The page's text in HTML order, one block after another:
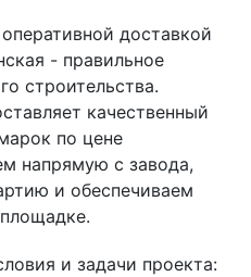
доставкой
- правильное
строительства.
качественный
по цене
напрямую с завода,
и обеспечиваем
и задачи проекта: